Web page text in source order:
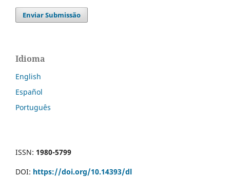
Enviar Submissão
Idioma
English
Español
Português
ISSN: 1980-5799
DOI: https://doi.org/10.14393/dl